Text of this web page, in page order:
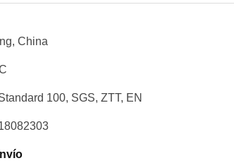
China
100, SGS, ZTT, EN